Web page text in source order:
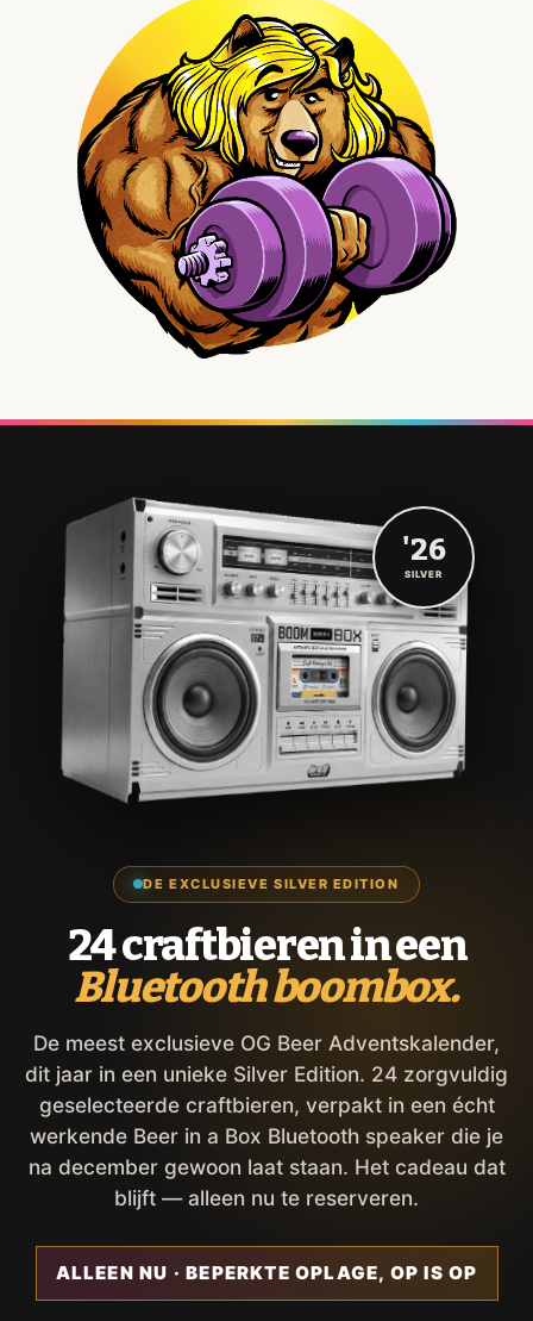
DE EXCLUSIEVE SILVER EDITION
24 craftbieren in een
Bluetooth boombox.
De meest exclusieve OG Beer Adventskalender,
dit jaar in een unieke Silver Edition. 24 zorgvuldig
geselecteerde craftbieren, verpakt in een écht
werkende Beer in a Box Bluetooth speaker die je
na december gewoon laat staan. Het cadeau dat
blijft — alleen nu te reserveren.
ALLEEN NU · BEPERKTE OPLAGE, OP IS OP
'26
SILVER